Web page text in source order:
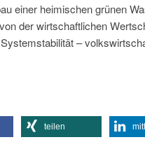
einer heimischen grünen
der wirtschaftlichen
–
teilen